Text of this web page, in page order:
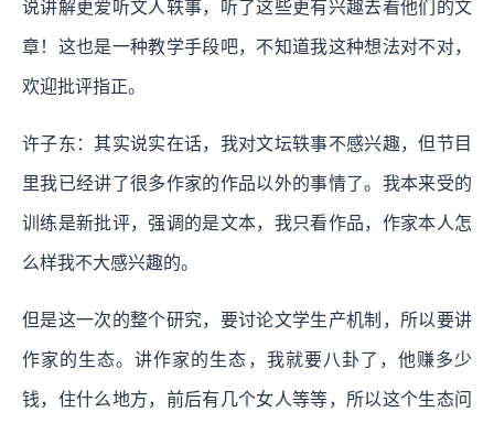
说讲解更爱听文人轶事，听了这些更有兴趣去看他们的文
章！这也是一种教学手段吧，不知道我这种想法对不对，
欢迎批评指正。
许子东：其实说实在话，我对文坛轶事不感兴趣，但节目
里我已经讲了很多作家的作品以外的事情了。我本来受的
训练是新批评，强调的是文本，我只看作品，作家本人怎
么样我不大感兴趣的。
但是这一次的整个研究，要讨论文学生产机制，所以要讲
作家的生态。讲作家的生态，我就要八卦了，他赚多少
钱，住什么地方，前后有几个女人等等，所以这个生态问